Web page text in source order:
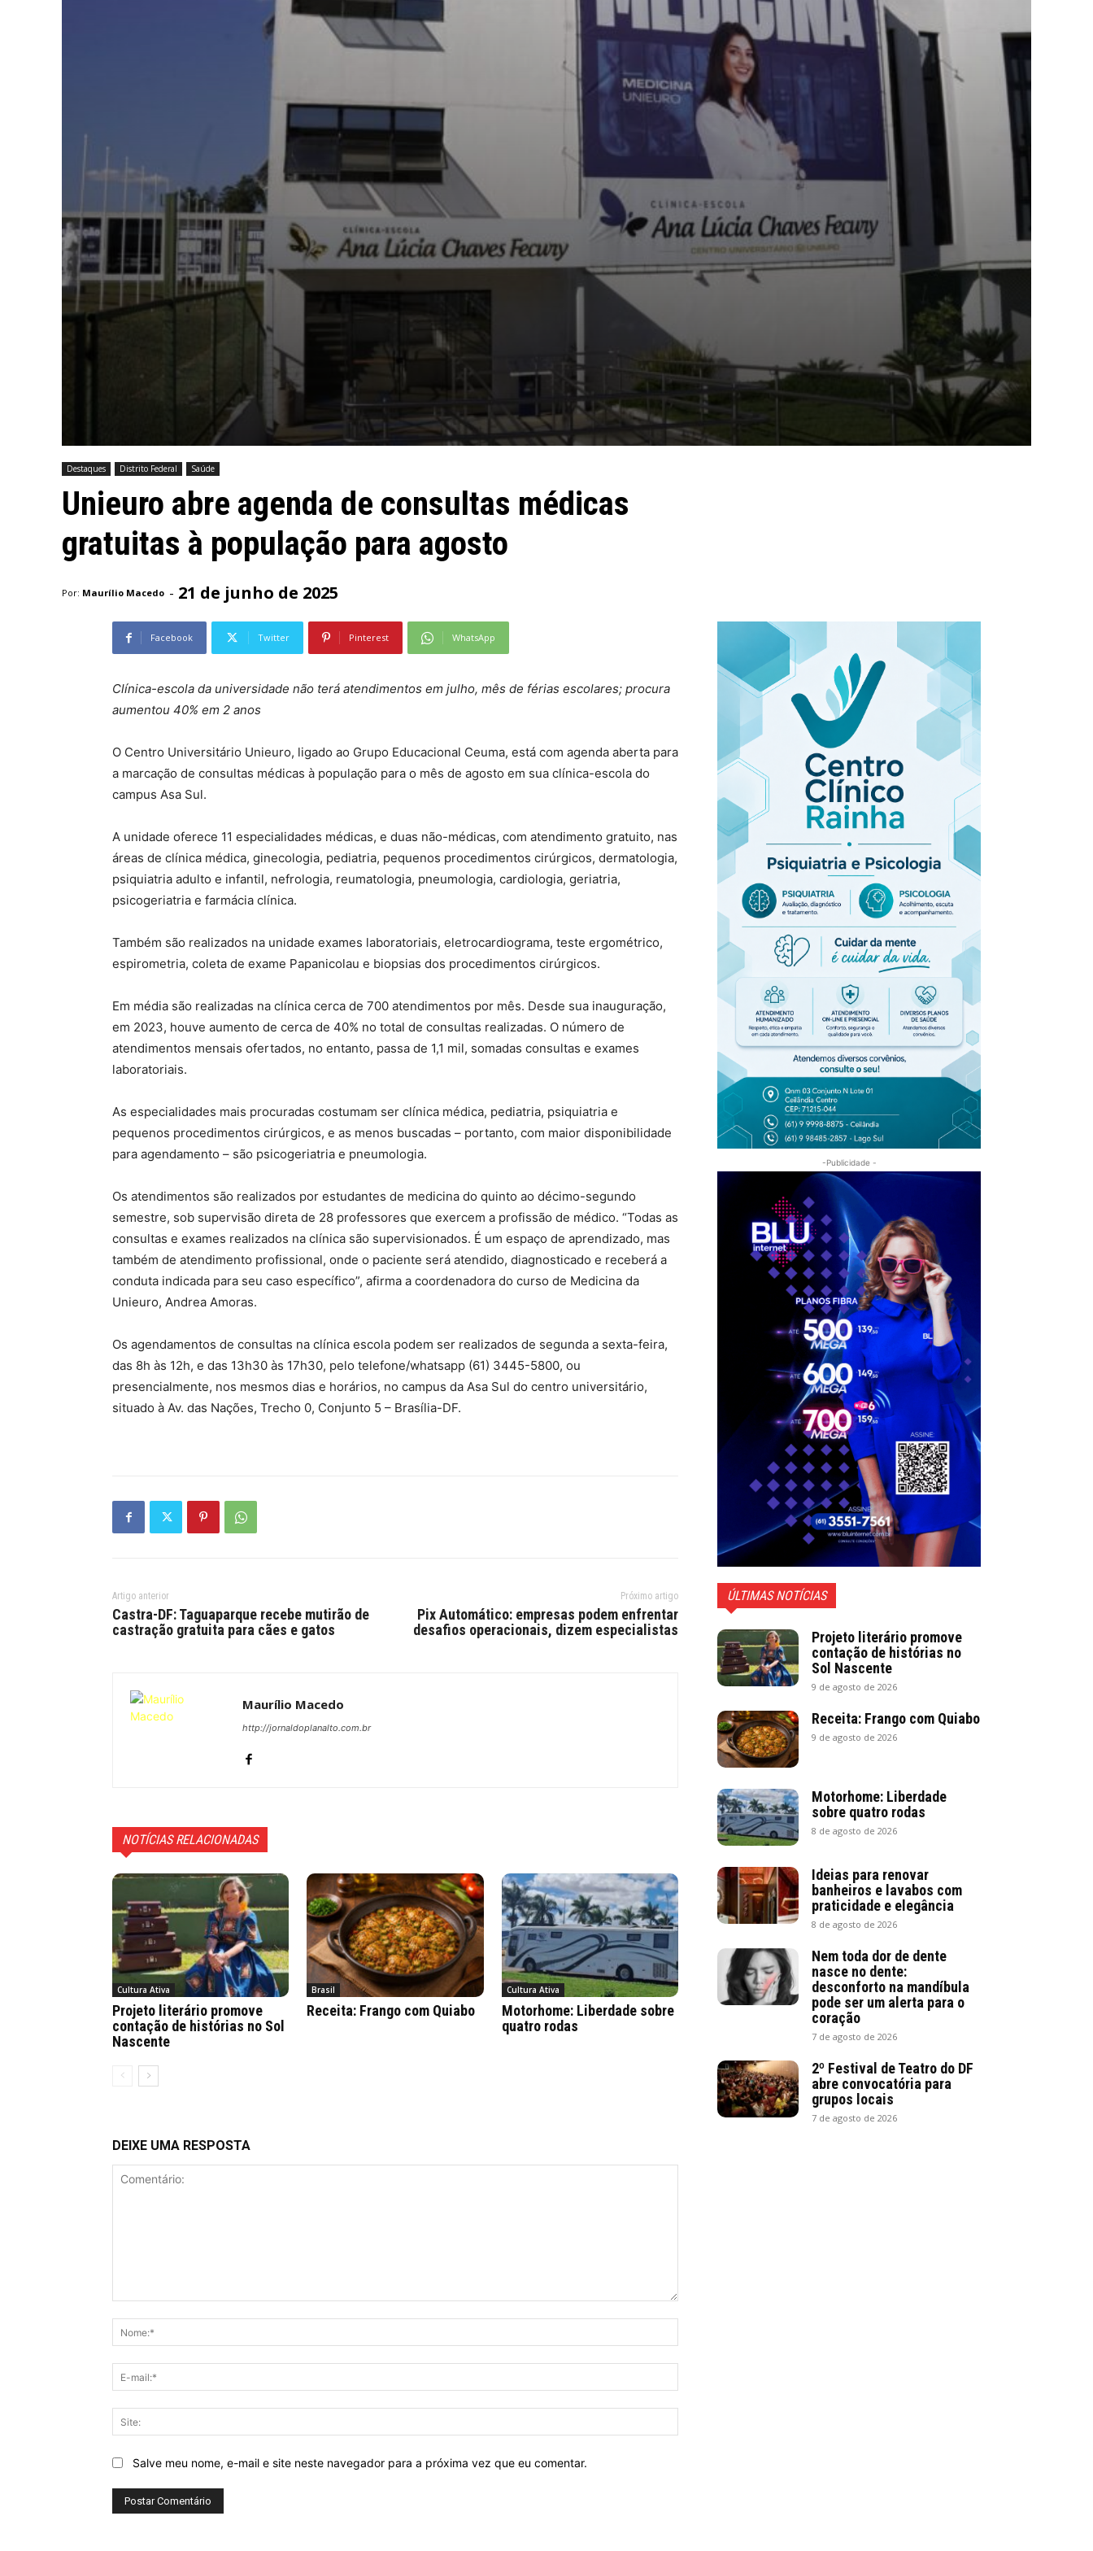
Destaques Distrito Federal Saúde
Unieuro abre agenda de consultas médicas
gratuitas à população para agosto
Por: Maurílio Macedo - 21 de junho de 2025
Facebook Twitter Pinterest WhatsApp
Clínica-escola da universidade não terá atendimentos em julho, mês de férias escolares; procura
aumentou 40% em 2 anos
O Centro Universitário Unieuro, ligado ao Grupo Educacional Ceuma, está com agenda aberta para
a marcação de consultas médicas à população para o mês de agosto em sua clínica-escola do
campus Asa Sul.
A unidade oferece 11 especialidades médicas, e duas não-médicas, com atendimento gratuito, nas
áreas de clínica médica, ginecologia, pediatria, pequenos procedimentos cirúrgicos, dermatologia,
psiquiatria adulto e infantil, nefrologia, reumatologia, pneumologia, cardiologia, geriatria,
psicogeriatria e farmácia clínica.
Também são realizados na unidade exames laboratoriais, eletrocardiograma, teste ergométrico,
espirometria, coleta de exame Papanicolau e biopsias dos procedimentos cirúrgicos.
Em média são realizadas na clínica cerca de 700 atendimentos por mês. Desde sua inauguração,
em 2023, houve aumento de cerca de 40% no total de consultas realizadas. O número de
atendimentos mensais ofertados, no entanto, passa de 1,1 mil, somadas consultas e exames
laboratoriais.
As especialidades mais procuradas costumam ser clínica médica, pediatria, psiquiatria e
pequenos procedimentos cirúrgicos, e as menos buscadas – portanto, com maior disponibilidade
para agendamento – são psicogeriatria e pneumologia.
Os atendimentos são realizados por estudantes de medicina do quinto ao décimo-segundo
semestre, sob supervisão direta de 28 professores que exercem a profissão de médico. “Todas as
consultas e exames realizados na clínica são supervisionados. É um espaço de aprendizado, mas
também de atendimento profissional, onde o paciente será atendido, diagnosticado e receberá a
conduta indicada para seu caso específico”, afirma a coordenadora do curso de Medicina da
Unieuro, Andrea Amoras.
Os agendamentos de consultas na clínica escola podem ser realizados de segunda a sexta-feira,
das 8h às 12h, e das 13h30 às 17h30, pelo telefone/whatsapp (61) 3445-5800, ou
presencialmente, nos mesmos dias e horários, no campus da Asa Sul do centro universitário,
situado à Av. das Nações, Trecho 0, Conjunto 5 – Brasília-DF.
Artigo anterior
Castra-DF: Taguaparque recebe mutirão de
castração gratuita para cães e gatos
Próximo artigo
Pix Automático: empresas podem enfrentar
desafios operacionais, dizem especialistas
Maurílio Macedo
http://jornaldoplanalto.com.br
NOTÍCIAS RELACIONADAS
Cultura Ativa
Projeto literário promove
contação de histórias no Sol
Nascente
Brasil
Receita: Frango com Quiabo
Cultura Ativa
Motorhome: Liberdade sobre
quatro rodas
DEIXE UMA RESPOSTA
mail:*
Salve meu nome, e-mail e site neste navegador para a próxima vez que eu comentar.
-Publicidade -
ÚLTIMAS NOTÍCIAS
Projeto literário promove
contação de histórias no
Sol Nascente
9 de agosto de 2026
Receita: Frango com Quiabo
9 de agosto de 2026
Motorhome: Liberdade
sobre quatro rodas
8 de agosto de 2026
Ideias para renovar
banheiros e lavabos com
praticidade e elegância
8 de agosto de 2026
Nem toda dor de dente
nasce no dente:
desconforto na mandíbula
pode ser um alerta para o
coração
7 de agosto de 2026
2º Festival de Teatro do DF
abre convocatória para
grupos locais
7 de agosto de 2026